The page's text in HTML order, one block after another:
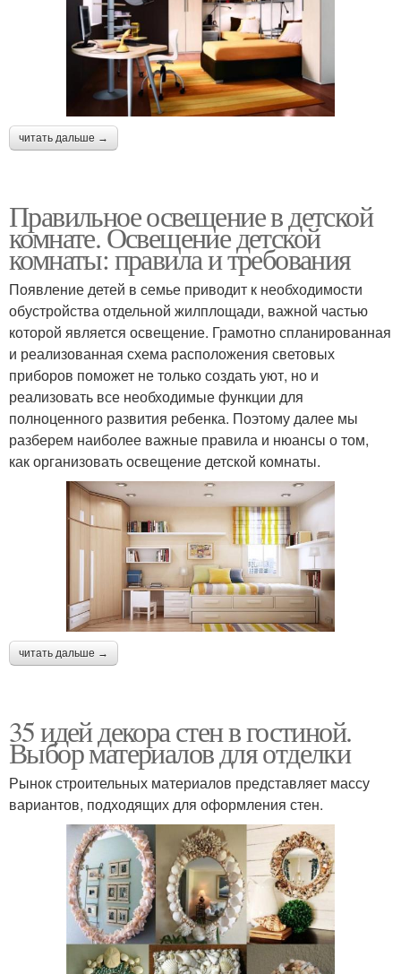
читать дальше →
Правильное освещение в детской
комнате. Освещение детской
комнаты: правила и требования
Появление детей в семье приводит к необходимости
обустройства отдельной жилплощади, важной частью
которой является освещение. Грамотно спланированная
и реализованная схема расположения световых
приборов поможет не только создать уют, но и
реализовать все необходимые функции для
полноценного развития ребенка. Поэтому далее мы
разберем наиболее важные правила и нюансы о том,
как организовать освещение детской комнаты.
читать дальше →
35 идей декора стен в гостиной.
Выбор материалов для отделки
Рынок строительных материалов представляет массу
вариантов, подходящих для оформления стен.